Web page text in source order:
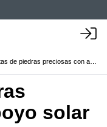
Planetas de piedras preciosas con apoyo solar
solar